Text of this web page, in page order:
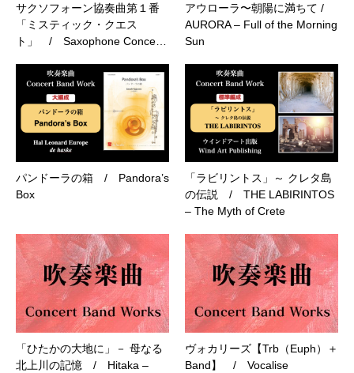
サクソフォーン協奏曲第１番
「ミスティック・クエス
ト」 / Saxophone Conce…
アウローラ〜朝陽に満ちて /
AURORA – Full of the Morning
Sun
パンドーラの箱 / Pandora’s
Box
「ラビリントス」～ クレタ島
の伝説 / THE LABIRINTOS
– The Myth of Crete
「ひたかの大地に」－ 母なる
北上川の記憶 / Hitaka –
ヴォカリーズ【Trb（Euph）＋
Band】 / Vocalise